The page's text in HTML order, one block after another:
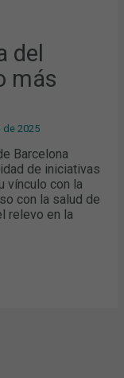
del
más
de 2025
Barcelona
de iniciativas
vínculo con la
con la salud de
relevo en la